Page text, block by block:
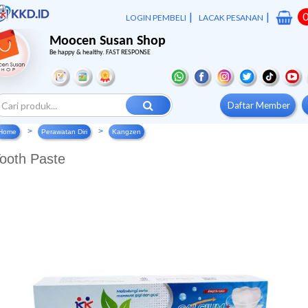
LOGIN PEMBELI | LACAK PESANAN | 0
Moocen Susan Shop
Be happy & healthy. FAST RESPONSE
Daftar Member
Perawatan Diri Kangzen
Paste